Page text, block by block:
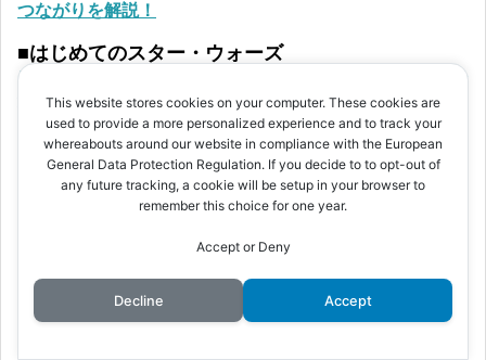
つながりを解説！
■はじめてのスター・ウォーズ
スター・ウォーズの見る順番や時系列、楽しむポイントを
解説！
記事検索
This website stores cookies on your computer. These cookies are
used to provide a more personalized experience and to track your
whereabouts around our website in compliance with the European
General Data Protection Regulation. If you decide to to opt-out of
any future tracking, a cookie will be setup in your browser to
remember this choice for one year.
Accept or Deny
Decline Accept